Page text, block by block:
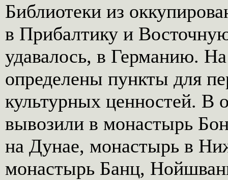
Библиотеки из
в Прибалтику и
удавалось, в Германию.
определены пункты для
культурных ценностей. В
вывозили в монастырь
на Дунае, монастырь в
монастырь Банц,